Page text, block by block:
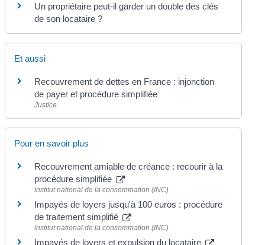
Un propriétaire peut-il garder un double des clés
de son locataire ?
Et aussi
Recouvrement de dettes en France : injonction
de payer et procédure simplifiée
Justice
Pour en savoir plus
Recouvrement amiable de créance : recourir à la
procédure simplifiée
Institut national de la consommation (INC)
Impayés de loyers jusqu'à 100 euros : procédure
de traitement simplifié
Institut national de la consommation (INC)
Impayés de loyers et expulsion du locataire